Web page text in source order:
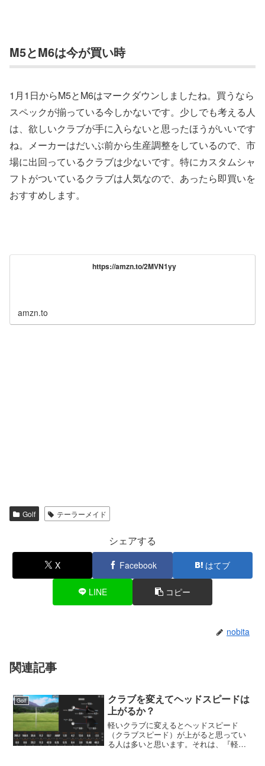
M5とM6は今が買い時
1月1日からM5とM6はマークダウンしましたね。買うなら
スペックが揃っている今しかないです。少しでも考える人
は、欲しいクラブが手に入らないと思ったほうがいいです
ね。メーカーはだいぶ前から生産調整をしているので、市
場に出回っているクラブは少ないです。特にカスタムシャ
フトがついているクラブは人気なので、あったら即買いを
おすすめします。
https://amzn.to/2MVN1yy
amzn.to
Golf テーラーメイド
シェアする
X Facebook はてブ
LINE コピー
nobita
関連記事
Golf
クラブを変えてヘッドスピードは
上がるか？
軽いクラブに変えるとヘッドスピード
（クラブスピード）が上がると思ってい
る人は多いと思います。それは、『軽い